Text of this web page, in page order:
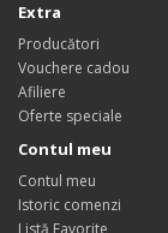
Extra
Producători
Vouchere cadou
Afiliere
Oferte speciale
Contul meu
Contul meu
Istoric comenzi
Listă Favorite